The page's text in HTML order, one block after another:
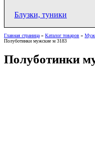
Блузки, туники
Главная страница» Каталог товаров »
Полуботинки мужские м 3183
Полуботинки